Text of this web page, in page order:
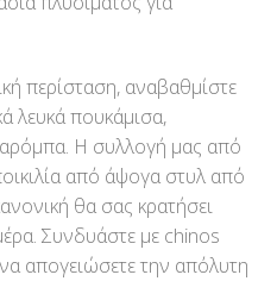
περίσταση, αναβαθμίστε
λευκά πουκάμισα,
Η συλλογή μας από
από άψογα στυλ από
θα σας κρατήσει
Συνδυάστε με chinos
απογειώσετε την απόλυτη